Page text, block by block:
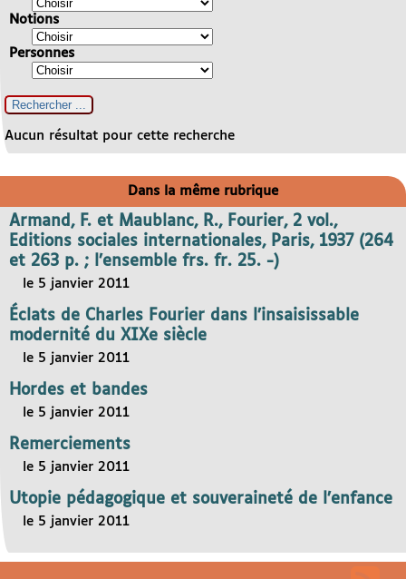
Notions
Personnes
Aucun résultat pour cette recherche
Dans la même rubrique
Armand, F. et Maublanc, R., Fourier, 2 vol.,
Editions sociales internationales, Paris, 1937 (264
et 263 p. ; l’ensemble frs. fr. 25. -)
le 5 janvier 2011
Éclats de Charles Fourier dans l’insaisissable
modernité du XIXe siècle
le 5 janvier 2011
Hordes et bandes
le 5 janvier 2011
Remerciements
le 5 janvier 2011
Utopie pédagogique et souveraineté de l’enfance
le 5 janvier 2011